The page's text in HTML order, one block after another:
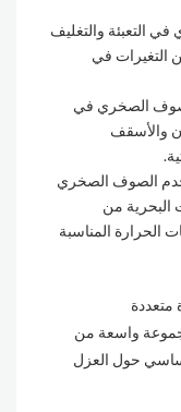
التعبئة والتغليف
التغيرات في
الصخري في
والأسقف
الصوف الصخري
البحرية من
الحرارة المناسبة
متعددة
واسعة من
حول العزل